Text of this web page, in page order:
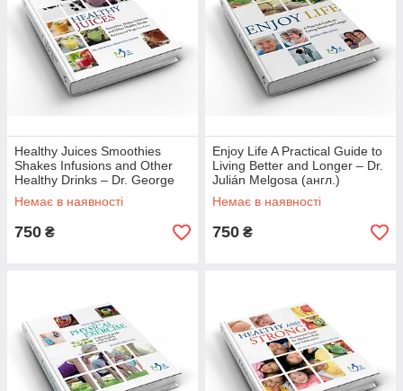
Healthy Juices Smoothies
Shakes Infusions and Other
Healthy Drinks – Dr. George
Pamplona Roger (англ.)
Немає в наявності
750 ₴
Enjoy Life A Practical Guide to
Living Better and Longer – Dr.
Julián Melgosa (англ.)
Немає в наявності
750 ₴